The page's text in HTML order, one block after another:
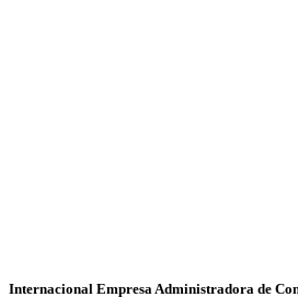
Internacional Empresa Administradora de